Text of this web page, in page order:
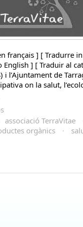
français ] [ Tradurre
English ] [ Traduir al
i l’Ajuntament de
on la salut,
associació TerraVitae
orgànics ·